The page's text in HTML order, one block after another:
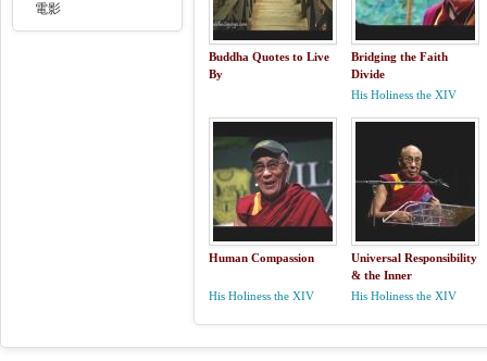
電影
Buddha Quotes to Live
By
Bridging the Faith
Divide
His Holiness the XIV
Human Compassion
His Holiness the XIV
Universal Responsibility
& the Inner
Environment
His Holiness the XIV